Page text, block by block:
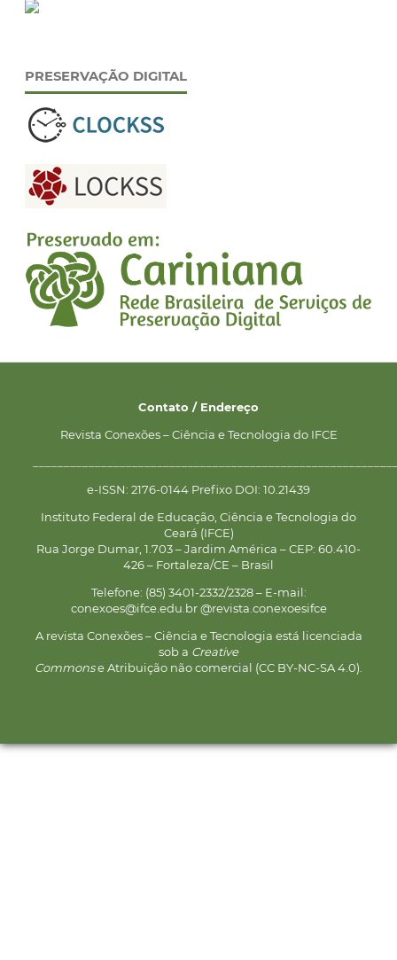
PRESERVAÇÃO DIGITAL
Contato / Endereço
Revista Conexões – Ciência e Tecnologia do IFCE
e-ISSN: 2176-0144 Prefixo DOI: 10.21439
Instituto Federal de Educação, Ciência e Tecnologia do
Ceará (IFCE)
Rua Jorge Dumar, 1.703 – Jardim América – CEP: 60.410-
426 – Fortaleza/CE – Brasil
Telefone: (85) 3401-2332/2328 – E-mail:
conexoes@ifce.edu.br @revista.conexoesifce
A revista Conexões – Ciência e Tecnologia está licenciada
sob a Creative
Commonse Atribuição não comercial (CC BY-NC-SA 4.0).